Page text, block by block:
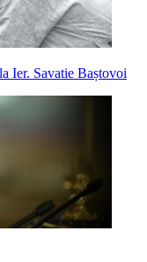
Ier. Savatie Baștovoi